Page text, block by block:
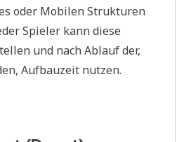
oder Mobilen Strukturen
Spieler kann diese
und nach Ablauf der,
Aufbauzeit nutzen.